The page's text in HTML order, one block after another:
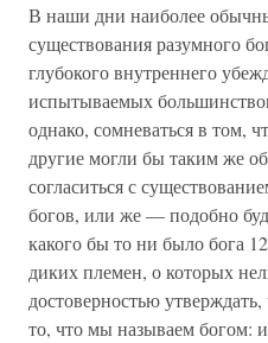
В наши дни наиболее
существования разумного
глубокого внутреннего
испытываемых
однако, сомневаться в том,
другие могли бы таким же
согласиться с
богов, или же — подобно
какого бы то ни было бога
диких племен, о которых
достоверностью
то, что мы называем богом: